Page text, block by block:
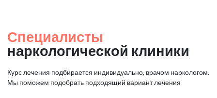
Специалисты
наркологической клиники
Курс лечения подбирается индивидуально, врачом наркологом.
Мы поможем подобрать подходящий вариант лечения